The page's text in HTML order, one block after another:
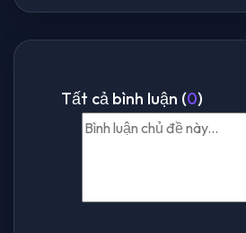
Tất cả bình luận (0)